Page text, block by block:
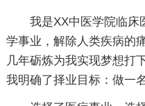
我是XX中医学院临床
学事业，解除人类疾病的
几年砺炼为我实现梦想打
我明确了择业目标：做一